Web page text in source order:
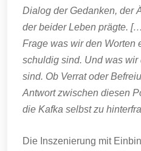
Dialog der Gedanken, der
der beider Leben prägte.
Frage was wir den Worten
schuldig sind. Und was
sind. Ob Verrat oder
Antwort zwischen diesen
die Kafka selbst zu
Die Inszenierung mit